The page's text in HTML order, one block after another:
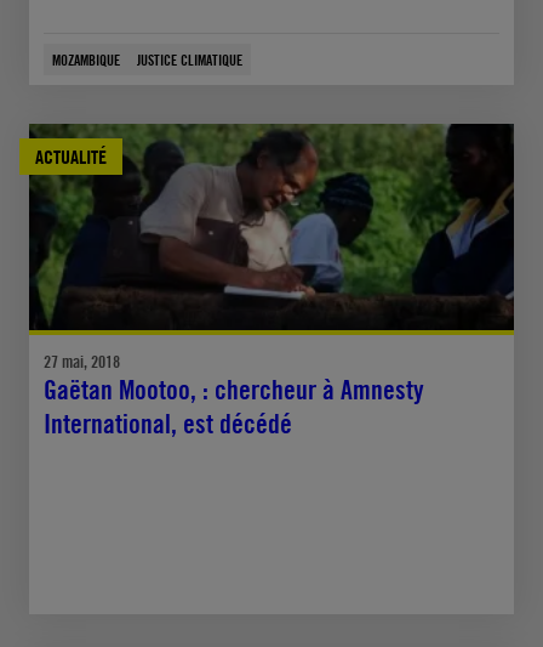
MOZAMBIQUE JUSTICE CLIMATIQUE
ACTUALITÉ
27 mai, 2018
Gaëtan Mootoo, : chercheur à Amnesty
International, est décédé